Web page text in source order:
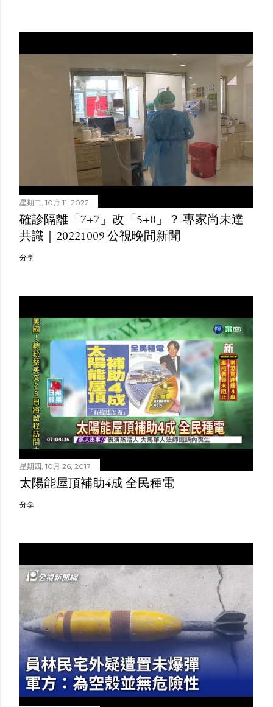
星期二, 10月 11, 2022
確診隔離「7+7」改「5+0」？ 專家尚未達
共識｜20221009 公視晚間新聞
分享
星期四, 10月 26, 2017
太陽能屋頂補助4成 全民種電
分享